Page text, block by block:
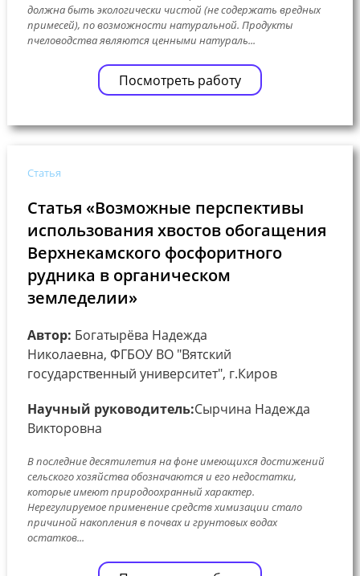
должна быть экологически чистой (не содержать вредных
примесей), по возможности натуральной. Продукты
пчеловодства являются ценными натураль...
Посмотреть работу
Статья
Статья «Возможные перспективы
использования хвостов обогащения
Верхнекамского фосфоритного
рудника в органическом
земледелии»
Автор: Богатырёва Надежда
Николаевна, ФГБОУ ВО "Вятский
государственный университет", г.Киров
Научный руководитель:Сырчина Надежда
Викторовна
В последние десятилетия на фоне имеющихся достижений
сельского хозяйства обозначаются и его недостатки,
которые имеют природоохранный характер.
Нерегулируемое применение средств химизации стало
причиной накопления в почвах и грунтовых водах
остатков...